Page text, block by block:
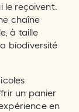
le reçoivent.
chaîne
à taille
biodiversité
un panier
en